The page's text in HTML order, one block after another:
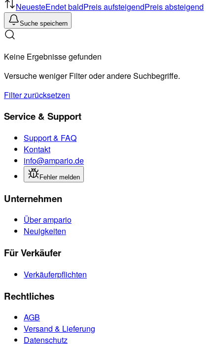
NeuesteEndet baldPreis aufsteigendPreis absteigend
Suche speichern
Keine Ergebnisse gefunden
Versuche weniger Filter oder andere Suchbegriffe.
Filter zurücksetzen
Service & Support
Support & FAQ
Kontakt
info@ampario.de
Fehler melden
Unternehmen
Über ampario
Neuigkeiten
Für Verkäufer
Verkäuferpflichten
Rechtliches
AGB
Versand & Lieferung
Datenschutz